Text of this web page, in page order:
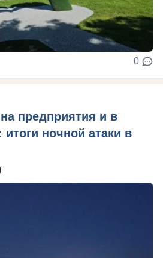
0
предприятия и в
ночной атаки в